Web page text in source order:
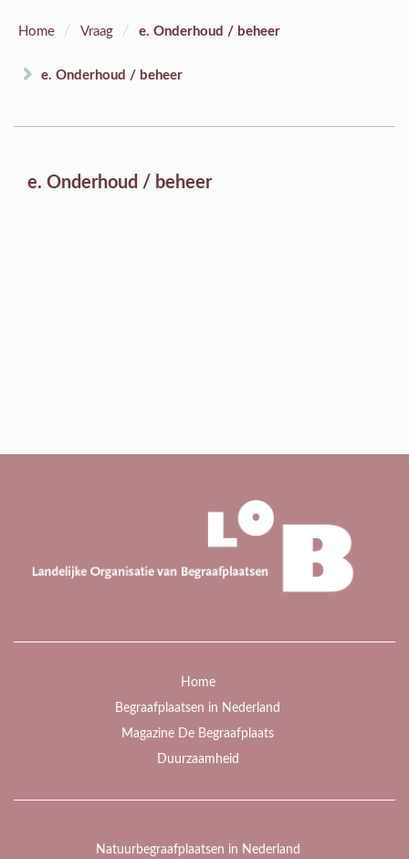
Home / Vraag / e. Onderhoud / beheer
e. Onderhoud / beheer
e. Onderhoud / beheer
Home
Begraafplaatsen in Nederland
Magazine De Begraafplaats
Duurzaamheid
Natuurbegraafplaatsen in Nederland